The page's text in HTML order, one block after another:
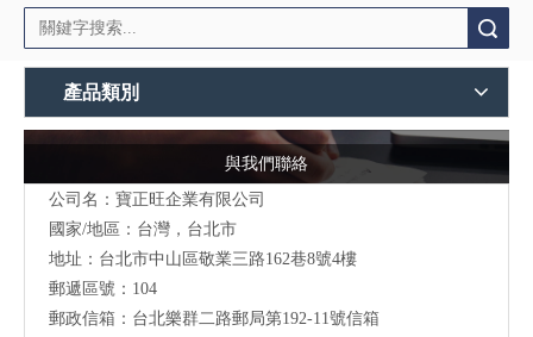
產品類別
與我們聯絡
公司名：寶正旺企業有限公司
國家/地區：台灣，台北市
地址：台北市中山區敬業三路162巷8號4樓
郵遞區號：104
郵政信箱：台北樂群二路郵局第192-11號信箱